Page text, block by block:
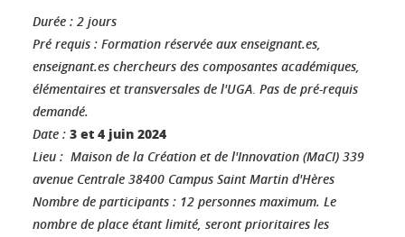
Durée : 2 jours
Pré requis : Formation réservée aux enseignant.es,
enseignant.es chercheurs des composantes académiques,
élémentaires et transversales de l'UGA. Pas de pré-requis
demandé.
Date : 3 et 4 juin 2024
Lieu : Maison de la Création et de l'Innovation (MaCI) 339
avenue Centrale 38400 Campus Saint Martin d'Hères
Nombre de participants : 12 personnes maximum. Le
nombre de place étant limité, seront prioritaires les